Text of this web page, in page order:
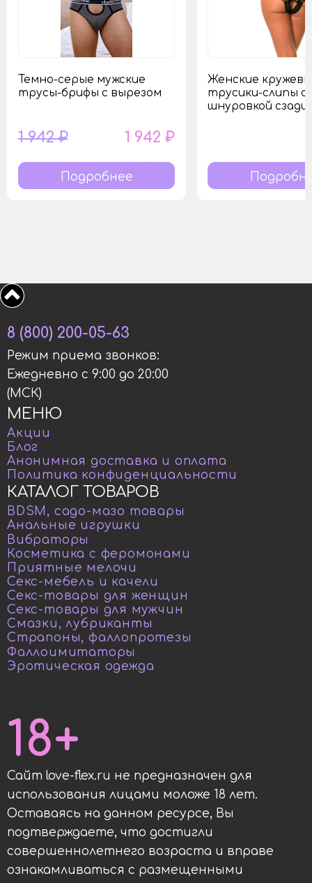
Темно-серые мужские
трусы-брифы с вырезом
1 942 ₽ 1 942 ₽
Подробнее
Женские
трусики-слипы
шнуровкой сзади
КАТАЛОГ ТОВАРОВ
BDSM, садо-мазо товары
Анальные игрушки
Вибраторы
Косметика с феромонами
Приятные мелочи
Секс-мебель и качели
Секс-товары для женщин
Секс-товары для мужчин
Смазки, лубриканты
Страпоны, фаллопротезы
Фаллоимитаторы
Эротическая одежда
МЕНЮ
Акции
Блог
Анонимная доставка и оплата
Политика конфиденциальности
8 (800) 200-05-63
Режим приема звонков:
Ежедневно с 9:00 до 20:00
(МСК)
Сайт love-flex.ru не предназначен для
использования лицами моложе 18 лет.
Оставаясь на данном ресурсе, Вы
подтверждаете, что достигли
совершеннолетнего возраста и вправе
ознакамливаться с размещенными
18+